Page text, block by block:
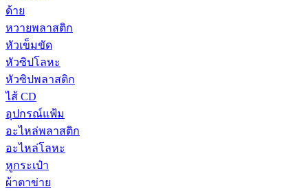
ด้าย
หวายพลาสติก
หัวเข็มขัด
หัวซิปโลหะ
หัวซิปพลาสติก
ไส้ CD
อุปกรณ์แฟ้ม
อะไหล่พลาสติก
อะไหล่โลหะ
หูกระเป๋า
ผ้าตาข่าย